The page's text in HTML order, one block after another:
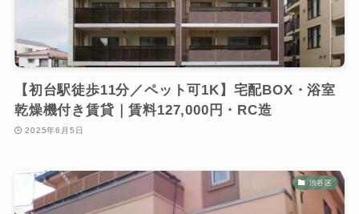
【初台駅徒歩11分／ペット可1K】宅配BOX・浴室
乾燥機付き賃貸｜賃料127,000円・RC造
2025年6月5日
渋谷区